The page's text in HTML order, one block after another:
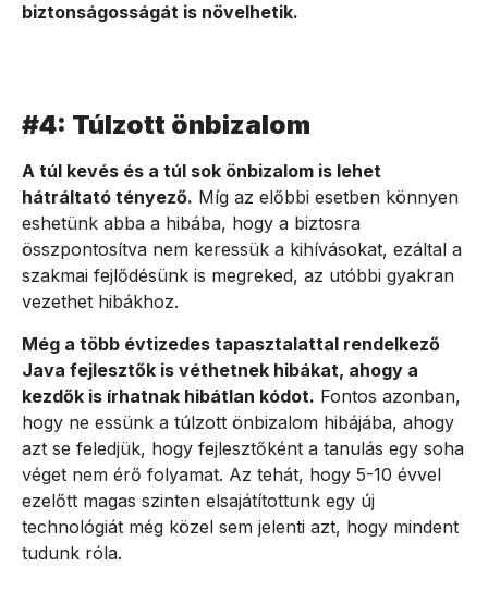
biztonságosságát is növelhetik.
#4: Túlzott önbizalom
A túl kevés és a túl sok önbizalom is lehet
hátráltató tényező. Míg az előbbi esetben könnyen
eshetünk abba a hibába, hogy a biztosra
összpontosítva nem keressük a kihívásokat, ezáltal a
szakmai fejlődésünk is megreked, az utóbbi gyakran
vezethet hibákhoz.
Még a több évtizedes tapasztalattal rendelkező
Java fejlesztők is véthetnek hibákat, ahogy a
kezdők is írhatnak hibátlan kódot. Fontos azonban,
hogy ne essünk a túlzott önbizalom hibájába, ahogy
azt se feledjük, hogy fejlesztőként a tanulás egy soha
véget nem érő folyamat. Az tehát, hogy 5-10 évvel
ezelőtt magas szinten elsajátítottunk egy új
technológiát még közel sem jelenti azt, hogy mindent
tudunk róla.